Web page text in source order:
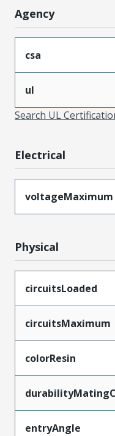
Agency
csa
ul
Search UL
Electrical
voltageMaximum
Physical
circuitsLoaded
circuitsMaximum
colorResin
entryAngle